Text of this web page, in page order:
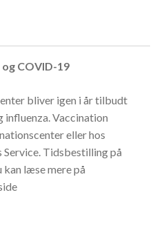
COVID-19
bliver igen i år tilbudt
Vaccination
eller hos
Tidsbestilling på
kan læse mere på